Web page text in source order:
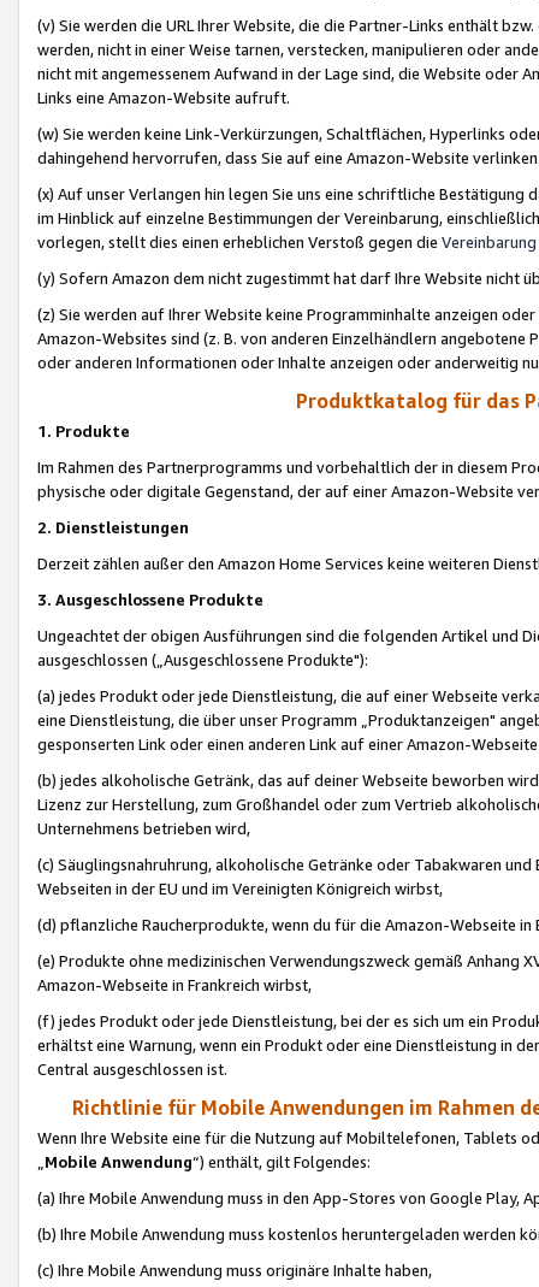
(v) Sie werden die URL Ihrer Website, die die Partner-Links enthält
werden, nicht in einer Weise tarnen, verstecken, manipulieren oder
nicht mit angemessenem Aufwand in der Lage sind, die Website oder
Links eine Amazon-Website aufruft.
(w) Sie werden keine Link-Verkürzungen, Schaltflächen, Hyperlinks
dahingehend hervorrufen, dass Sie auf eine Amazon-Website
(x) Auf unser Verlangen hin legen Sie uns eine schriftliche
im Hinblick auf einzelne Bestimmungen der Vereinbarung,
vorlegen, stellt dies einen erheblichen Verstoß gegen die Vereinbarung
(y) Sofern Amazon dem nicht zugestimmt hat darf Ihre Website nicht
(z) Sie werden auf Ihrer Website keine Programminhalte anzeigen
Amazon-Websites sind (z. B. von anderen Einzelhändlern
oder anderen Informationen oder Inhalte anzeigen oder anderweitig
Produktkatalog für das
1. Produkte
Im Rahmen des Partnerprogramms und vorbehaltlich der in diesem
physische oder digitale Gegenstand, der auf einer Amazon-Website
2. Dienstleistungen
Derzeit zählen außer den Amazon Home Services keine weiteren
3. Ausgeschlossene Produkte
Ungeachtet der obigen Ausführungen sind die folgenden Artikel und
ausgeschlossen („Ausgeschlossene Produkte"):
(a) jedes Produkt oder jede Dienstleistung, die auf einer Webseite
eine Dienstleistung, die über unser Programm „Produktanzeigen"
gesponserten Link oder einen anderen Link auf einer Amazon-
(b) jedes alkoholische Getränk, das auf deiner Webseite beworben
Lizenz zur Herstellung, zum Großhandel oder zum Vertrieb
Unternehmens betrieben wird,
(c) Säuglingsnahruhrung, alkoholische Getränke oder Tabakwaren
Webseiten in der EU und im Vereinigten Königreich wirbst,
(d) pflanzliche Raucherprodukte, wenn du für die Amazon-Webseite in
(e) Produkte ohne medizinischen Verwendungszweck gemäß Anhang
Amazon-Webseite in Frankreich wirbst,
(f) jedes Produkt oder jede Dienstleistung, bei der es sich um ein
erhältst eine Warnung, wenn ein Produkt oder eine Dienstleistung in
Central ausgeschlossen ist.
Richtlinie für Mobile Anwendungen im Rahmen
Wenn Ihre Website eine für die Nutzung auf Mobiltelefonen, Tablets
„Mobile Anwendung“) enthält, gilt Folgendes:
(a) Ihre Mobile Anwendung muss in den App-Stores von Google Play,
(b) Ihre Mobile Anwendung muss kostenlos heruntergeladen werden
(c) Ihre Mobile Anwendung muss originäre Inhalte haben,